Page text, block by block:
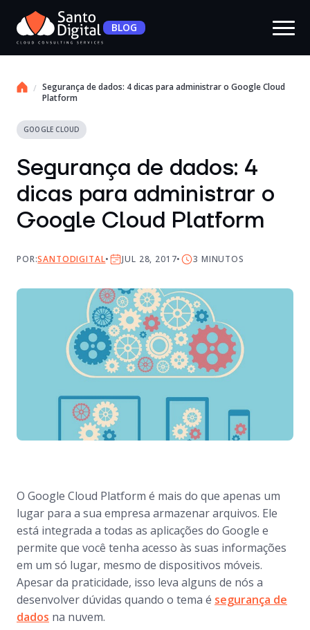
BLOG
Segurança de dados: 4 dicas para administrar o Google Cloud
Platform
GOOGLE CLOUD
Segurança de dados: 4
dicas para administrar o
Google Cloud Platform
POR:SANTODIGITAL JUL 28, 2017 3 MINUTOS
O Google Cloud Platform é mais do que apenas um
lugar para a sua empresa armazenar arquivos. Ele
está integrada a todas as aplicações do Google e
permite que você tenha acesso às suas informações
em um só lugar, mesmo de dispositivos móveis.
Apesar da praticidade, isso leva alguns de nós a
desenvolver dúvidas quando o tema é segurança de
dados na nuvem.